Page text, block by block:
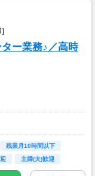
ー業務♪／高時
残業月10時間以下
主婦(夫)歓迎